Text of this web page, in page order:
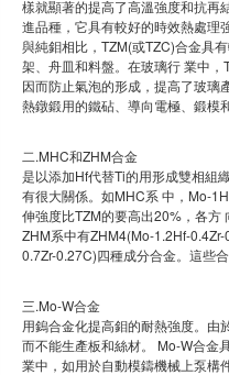
樣就顯著的提高了高溫強度和抗再
進品種，它具有較好的時效熱處理
與純鉬相比，TZM(或TZC)合金具
架、舟皿和料盤。在玻璃行 業中
因而防止氣泡的形成，提高了玻璃
熱鐓鍛用的鐵砧、導向電極、鍛模
二.MHC和ZHM合金
是以添加Hf代替Ti的用形成雙相組
有很大關係。如MHC系 中，Mo-
伸強度比TZM的要高出20%，各方
ZHM系中有ZHM4(Mo-1.2Hf-
0.7Zr-0.27C)四種成分合金。這些
三.Mo-W合金
用鎢合金化提高鉬的耐熱強度。
而不能生產板和絲材。 Mo-W合金
業中，如用於自動模鑄機械上泵構